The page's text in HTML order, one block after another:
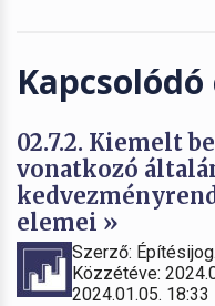
02.7.2. Kiemelt
vonatkozó
elemei »
Szerző:
Közzétéve:
2024.01.05. 18:33